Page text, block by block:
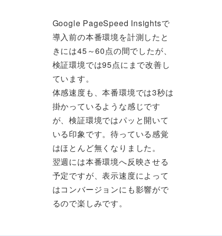
Google PageSpeed Insightsで
導入前の本番環境を計測したと
きには45～60点の間でしたが、
検証環境では95点にまで改善し
ています。
体感速度も、本番環境では3秒は
掛かっているような感じです
が、検証環境ではパッと開いて
いる印象です。待っている感覚
はほとんど無くなりました。
翌週には本番環境へ反映させる
予定ですが、表示速度によって
はコンバージョンにも影響がで
るので楽しみです。